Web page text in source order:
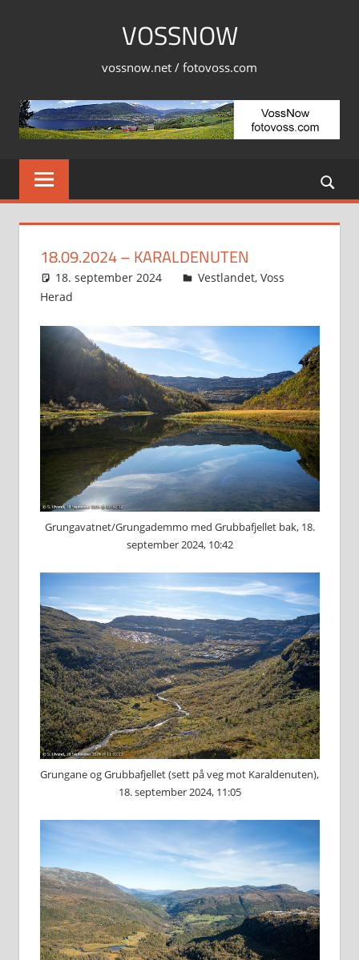
VOSSNOW
vossnow.net / fotovoss.com
18.09.2024 – KARALDENUTEN
18. september 2024 Svein
Vestlandet, Voss
Herad
Grungavatnet/Grungademmo med Grubbafjellet bak, 18.
september 2024, 10:42
Grungane og Grubbafjellet (sett på veg mot Karaldenuten),
18. september 2024, 11:05